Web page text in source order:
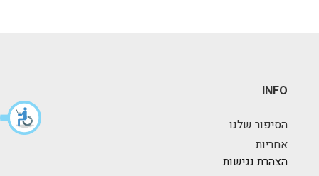
INFO
הסיפור שלנו
אחריות
הצהרת נגישות